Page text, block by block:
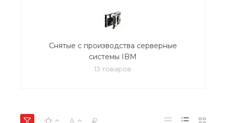
Снятые с производства серверные
системы IBM
13 товаров